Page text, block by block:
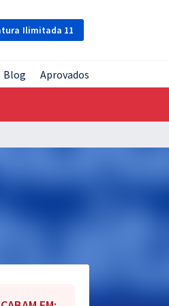
Ilimitada 11
Blog Aprovados